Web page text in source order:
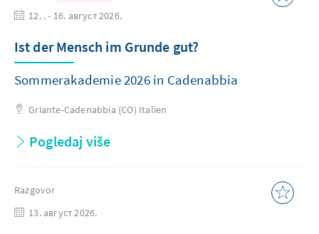
12. . - 16. август 2026.
Ist der Mensch im Grunde gut?
Sommerakademie 2026 in Cadenabbia
Griante-Cadenabbia (CO) Italien
Pogledaj više
Razgovor
13. август 2026.